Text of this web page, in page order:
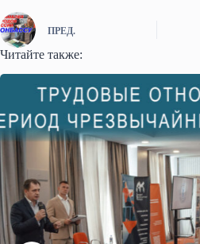
ПРЕД.
Читайте также: